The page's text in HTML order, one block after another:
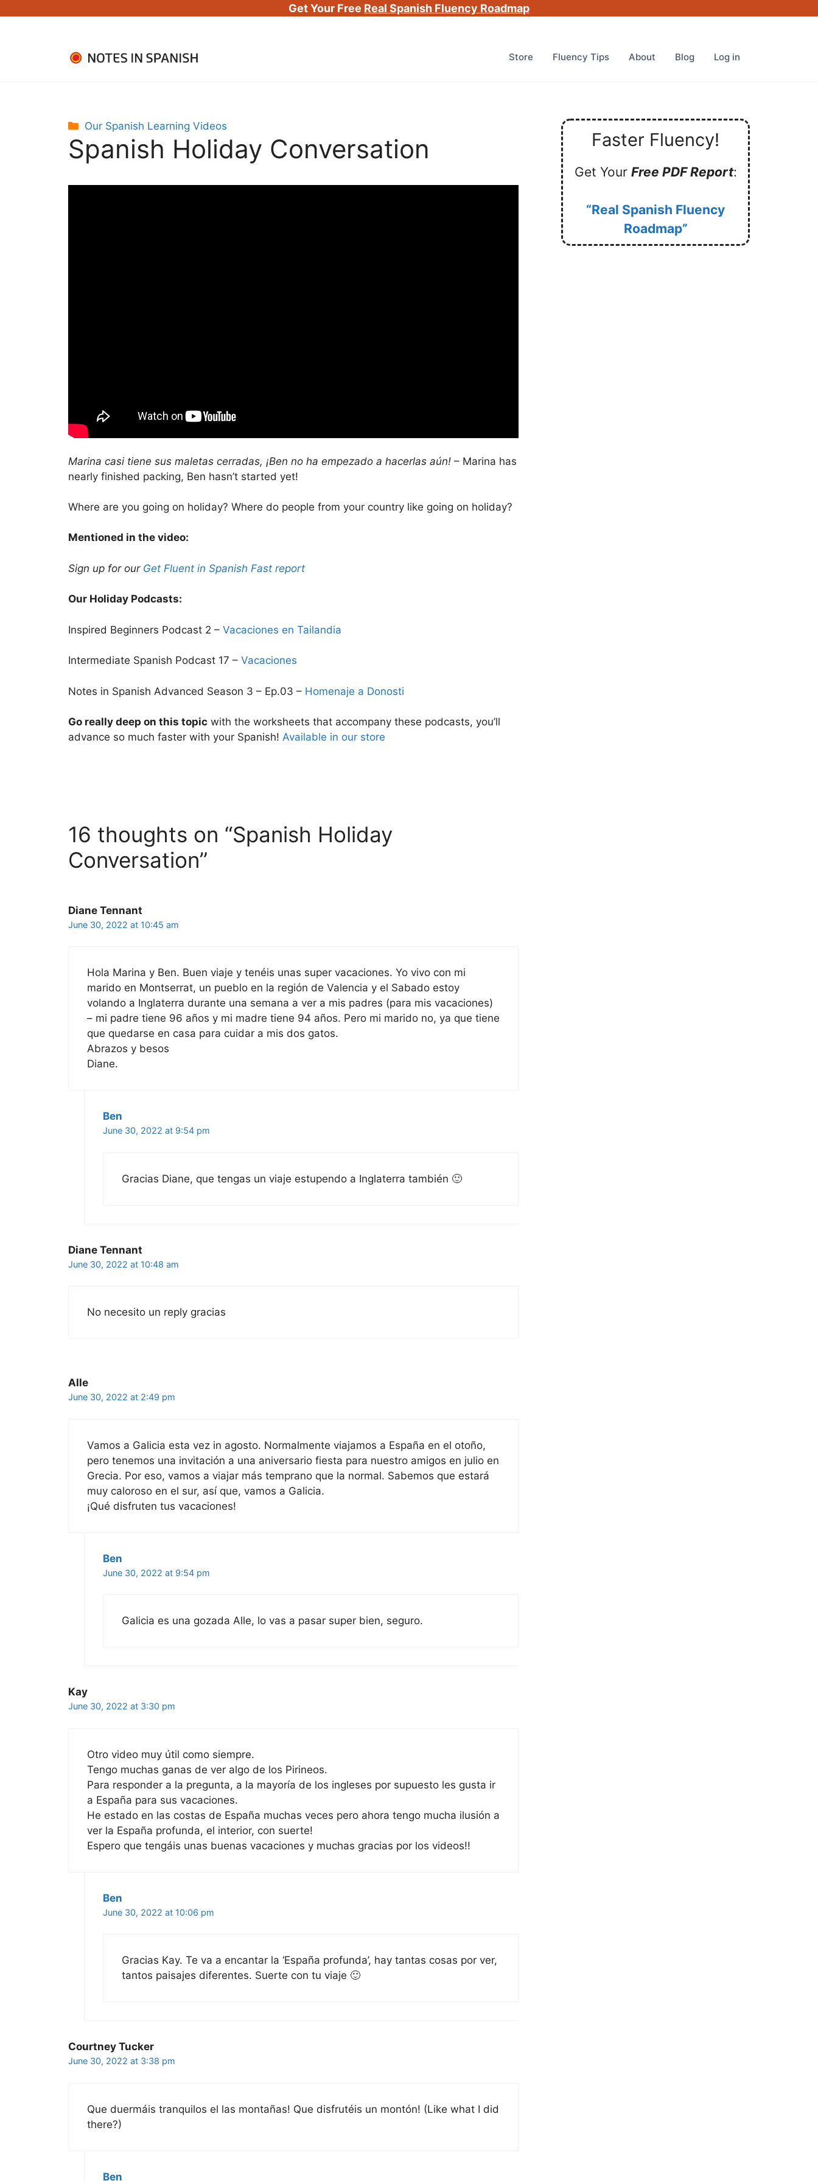
Get Your Free Real Spanish Fluency Roadmap
Store Fluency Tips About Blog Log in
Categories
Our Spanish Learning Videos
Spanish Holiday Conversation
Marina casi tiene sus maletas cerradas, ¡Ben no ha empezado a hacerlas aún! – Marina has
nearly finished packing, Ben hasn’t started yet!
Where are you going on holiday? Where do people from your country like going on holiday?
Mentioned in the video:
Sign up for our Get Fluent in Spanish Fast report
Our Holiday Podcasts:
Inspired Beginners Podcast 2 – Vacaciones en Tailandia
Intermediate Spanish Podcast 17 – Vacaciones
Notes in Spanish Advanced Season 3 – Ep.03 – Homenaje a Donosti
Go really deep on this topic with the worksheets that accompany these podcasts, you’ll
advance so much faster with your Spanish! Available in our store
16 thoughts on “Spanish Holiday
Conversation”
Diane Tennant
June 30, 2022 at 10:45 am
Hola Marina y Ben. Buen viaje y tenéis unas super vacaciones. Yo vivo con mi
marido en Montserrat, un pueblo en la región de Valencia y el Sabado estoy
volando a Inglaterra durante una semana a ver a mis padres (para mis vacaciones)
– mi padre tiene 96 años y mi madre tiene 94 años. Pero mi marido no, ya que tiene
que quedarse en casa para cuidar a mis dos gatos.
Abrazos y besos
Diane.
Ben
June 30, 2022 at 9:54 pm
Gracias Diane, que tengas un viaje estupendo a Inglaterra también 🙂
Diane Tennant
June 30, 2022 at 10:48 am
No necesito un reply gracias
Alle
June 30, 2022 at 2:49 pm
Vamos a Galicia esta vez in agosto. Normalmente viajamos a España en el otoño,
pero tenemos una invitación a una aniversario fiesta para nuestro amigos en julio en
Grecia. Por eso, vamos a viajar más temprano que la normal. Sabemos que estará
muy caloroso en el sur, así que, vamos a Galicia.
¡Qué disfruten tus vacaciones!
Ben
June 30, 2022 at 9:54 pm
Galicia es una gozada Alle, lo vas a pasar super bien, seguro.
Kay
June 30, 2022 at 3:30 pm
Otro video muy útil como siempre.
Tengo muchas ganas de ver algo de los Pirineos.
Para responder a la pregunta, a la mayoría de los ingleses por supuesto les gusta ir
a España para sus vacaciones.
He estado en las costas de España muchas veces pero ahora tengo mucha ilusión a
ver la España profunda, el interior, con suerte!
Espero que tengáis unas buenas vacaciones y muchas gracias por los videos!!
Ben
June 30, 2022 at 10:06 pm
Gracias Kay. Te va a encantar la ‘España profunda’, hay tantas cosas por ver,
tantos paisajes diferentes. Suerte con tu viaje 🙂
Courtney Tucker
June 30, 2022 at 3:38 pm
Que duermáis tranquilos el las montañas! Que disfrutéis un montón! (Like what I did
there?)
Ben
Faster Fluency!
Get Your Free PDF Report:
“Real Spanish Fluency
Roadmap”